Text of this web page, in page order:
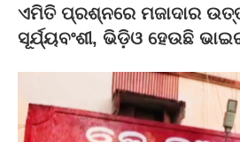
ଏମିତି ପ୍ରଶ୍ନରେ ମଜାଦାର
ସୂର୍ଯ୍ୟବଂଶୀ, ଭିଡ଼ିଓ ହେଉଛି